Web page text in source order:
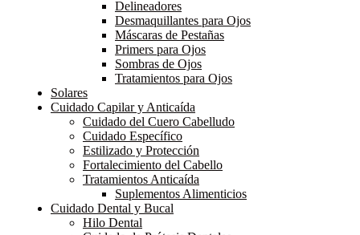
Delineadores
Desmaquillantes para Ojos
Máscaras de Pestañas
Primers para Ojos
Sombras de Ojos
Tratamientos para Ojos
Solares
Cuidado Capilar y Anticaída
Cuidado del Cuero Cabelludo
Cuidado Específico
Estilizado y Protección
Fortalecimiento del Cabello
Tratamientos Anticaída
Suplementos Alimenticios
Cuidado Dental y Bucal
Hilo Dental